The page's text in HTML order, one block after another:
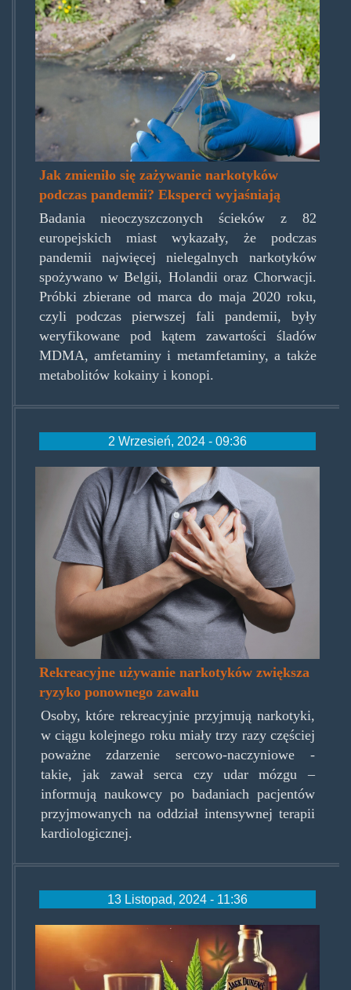
Jak zmieniło się zażywanie narkotyków
podczas pandemii? Eksperci wyjaśniają
Badania nieoczyszczonych ścieków z 82
europejskich miast wykazały, że podczas
pandemii najwięcej nielegalnych narkotyków
spożywano w Belgii, Holandii oraz Chorwacji.
Próbki zbierane od marca do maja 2020 roku,
czyli podczas pierwszej fali pandemii, były
weryfikowane pod kątem zawartości śladów
MDMA, amfetaminy i metamfetaminy, a także
metabolitów kokainy i konopi.
2 Wrzesień, 2024 - 09:36
recreational-
drugs-
heart2.jpg
Rekreacyjne używanie narkotyków zwiększa
ryzyko ponownego zawału
Osoby, które rekreacyjnie przyjmują narkotyki,
w ciągu kolejnego roku miały trzy razy częściej
poważne zdarzenie sercowo-naczyniowe -
takie, jak zawał serca czy udar mózgu –
informują naukowcy po badaniach pacjentów
przyjmowanych na oddział intensywnej terapii
kardiologicznej.
13 Listopad, 2024 - 11:36
wplyw-
marihuany-